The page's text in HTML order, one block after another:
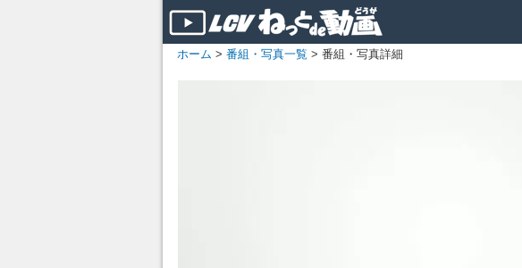
ホーム > 番組・写真一覧 > 番組・写真詳細